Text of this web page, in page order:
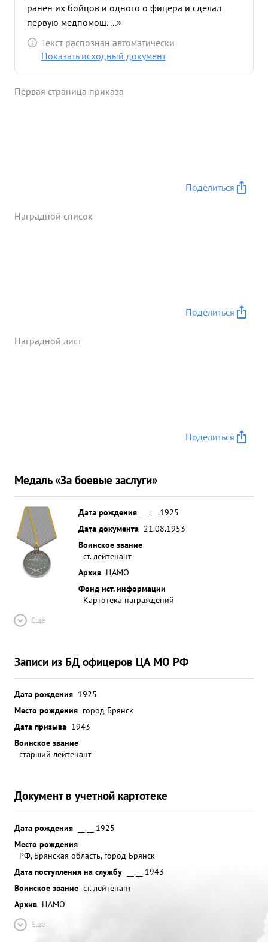
ранен их бойцов и одного о фицера и сделал
первую медпомощ. ...»
Текст распознан автоматически
Показать исходный документ
Первая страница приказа
Поделиться
Наградной список
Поделиться
Наградной лист
Поделиться
Медаль «За боевые заслуги»
Дата рождения
__.__.1925
Дата документа 21.08.1953
Воинское звание
ст. лейтенант
Архив ЦАМО
Фонд ист. информации
Картотека награждений
Ещё
Записи из БД офицеров ЦА МО РФ
Дата рождения 1925
Место рождения город Брянск
Дата призыва 1943
Воинское звание
старший лейтенант
Документ в учетной картотеке
Дата рождения
__.__.1925
Место рождения
РФ, Брянская область, город Брянск
Дата поступления на службу
__.__.1943
Воинское звание ст. лейтенант
Архив ЦАМО
Ещё